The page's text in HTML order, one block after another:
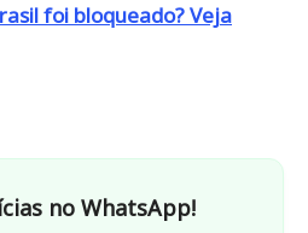
foi bloqueado? Veja
no WhatsApp!